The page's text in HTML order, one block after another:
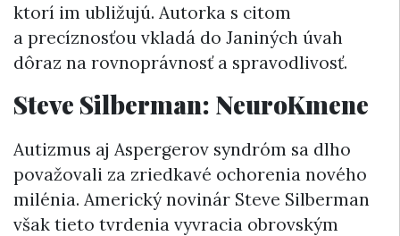
ktorí im ubližujú. Autorka s citom
a precíznosťou vkladá do Janiných úvah
dôraz na rovnoprávnosť a spravodlivosť.
Steve Silberman: NeuroKmene
Autizmus aj Aspergerov syndróm sa dlho
považovali za zriedkavé ochorenia nového
milénia. Americký novinár Steve Silberman
však tieto tvrdenia vyvracia obrovským